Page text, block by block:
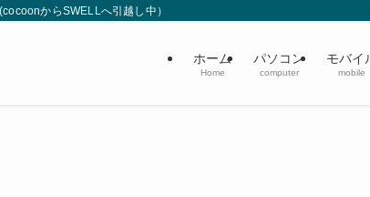
からSWELLへ引越し中）
ホーム
Home
パソコン
computer
モバイ
mobile